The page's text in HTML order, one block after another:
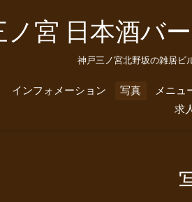
ノ宮 日本酒バ
神戸三ノ宮北野坂の雑居ビ
インフォメーション 写真 メニュ
求